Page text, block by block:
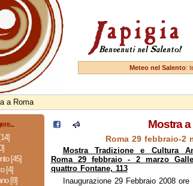
Meteo nel Salento:
a Roma
[45]
[4]
[8]
Mostra
Roma 29 febbraio-2
Mostra Tradizione e Cultura
Roma 29 febbraio - 2 marzo
quattro Fontane, 113
Inaugurazione 29 Febbraio 2008 ore